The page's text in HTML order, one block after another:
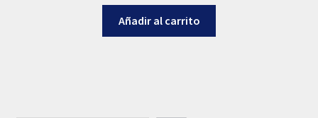
Añadir al carrito